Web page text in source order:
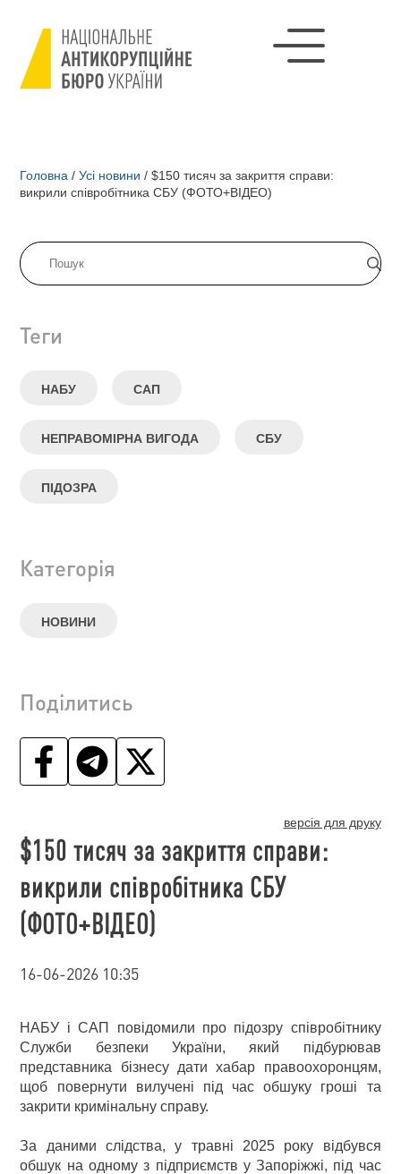
Головна / Усі новини / $150 тисяч за закриття справи:
викрили співробітника СБУ (ФОТО+ВІДЕО)
Теги
НАБУ САП
НЕПРАВОМІРНА ВИГОДА СБУ
ПІДОЗРА
Категорія
НОВИНИ
Поділитись
версія для друку
$150 тисяч за закриття справи:
викрили співробітника СБУ
(ФОТО+ВІДЕО)
16-06-2026 10:35
НАБУ і САП повідомили про підозру співробітнику
Служби безпеки України, який підбурював
представника бізнесу дати хабар правоохоронцям,
щоб повернути вилучені під час обшуку гроші та
закрити кримінальну справу.
За даними слідства, у травні 2025 року відбувся
обшук на одному з підприємств у Запоріжжі, під час